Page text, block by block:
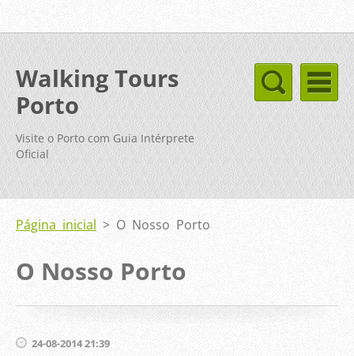
Walking Tours
Porto
Visite o Porto com Guia Intérprete
Oficial
Página inicial > O Nosso Porto
O Nosso Porto
24-08-2014 21:39